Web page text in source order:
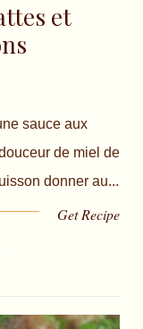
et
sauce aux
de miel de
donner au...
Get Recipe